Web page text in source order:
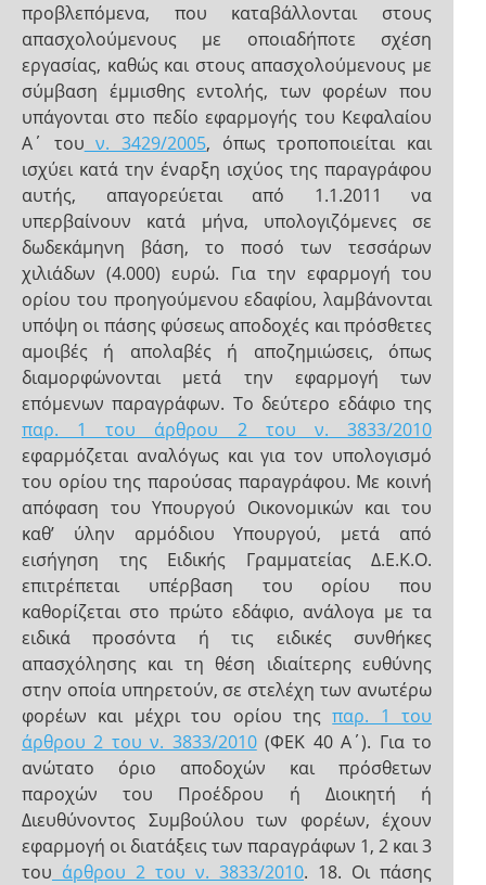
προβλεπόμενα, που καταβάλλονται στους
απασχολούμενους με οποιαδήποτε σχέση
εργασίας, καθώς και στους απασχολούμενους με
σύμβαση έμμισθης εντολής, των φορέων που
υπάγονται στο πεδίο εφαρμογής του Κεφαλαίου
Α΄ του ν. 3429/2005, όπως τροποποιείται και
ισχύει κατά την έναρξη ισχύος της παραγράφου
αυτής, απαγορεύεται από 1.1.2011 να
υπερβαίνουν κατά μήνα, υπολογιζόμενες σε
δωδεκάμηνη βάση, το ποσό των τεσσάρων
χιλιάδων (4.000) ευρώ. Για την εφαρμογή του
ορίου του προηγούμενου εδαφίου, λαμβάνονται
υπόψη οι πάσης φύσεως αποδοχές και πρόσθετες
αμοιβές ή απολαβές ή αποζημιώσεις, όπως
διαμορφώνονται μετά την εφαρμογή των
επόμενων παραγράφων. Το δεύτερο εδάφιο της
παρ. 1 του άρθρου 2 του ν. 3833/2010
εφαρμόζεται αναλόγως και για τον υπολογισμό
του ορίου της παρούσας παραγράφου. Με κοινή
απόφαση του Υπουργού Οικονομικών και του
καθ’ ύλην αρμόδιου Υπουργού, μετά από
εισήγηση της Ειδικής Γραμματείας Δ.Ε.Κ.Ο.
επιτρέπεται υπέρβαση του ορίου που
καθορίζεται στο πρώτο εδάφιο, ανάλογα με τα
ειδικά προσόντα ή τις ειδικές συνθήκες
απασχόλησης και τη θέση ιδιαίτερης ευθύνης
στην οποία υπηρετούν, σε στελέχη των ανωτέρω
φορέων και μέχρι του ορίου τηςπαρ. 1 του
άρθρου 2 του ν. 3833/2010(ΦΕΚ 40 Α΄). Για το
ανώτατο όριο αποδοχών και πρόσθετων
παροχών του Προέδρου ή Διοικητή ή
Διευθύνοντος Συμβούλου των φορέων, έχουν
εφαρμογή οι διατάξεις των παραγράφων 1, 2 και 3
του άρθρου 2 του ν. 3833/2010. 18. Οι πάσης